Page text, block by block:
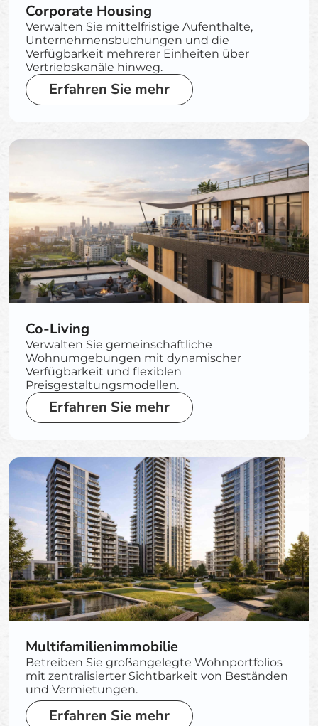
Corporate Housing
Verwalten Sie mittelfristige Aufenthalte,
Unternehmensbuchungen und die
Verfügbarkeit mehrerer Einheiten über
Vertriebskanäle hinweg.
Erfahren Sie mehr
Co-Living
Verwalten Sie gemeinschaftliche
Wohnumgebungen mit dynamischer
Verfügbarkeit und flexiblen
Preisgestaltungsmodellen.
Erfahren Sie mehr
Multifamilienimmobilie
Betreiben Sie großangelegte Wohnportfolios
mit zentralisierter Sichtbarkeit von Beständen
und Vermietungen.
Erfahren Sie mehr